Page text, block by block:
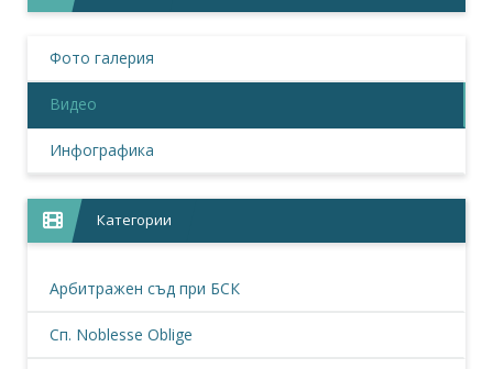
Фото галерия
Видео
Инфографика
Категории
Арбитражен съд при БСК
Сп. Noblesse Oblige